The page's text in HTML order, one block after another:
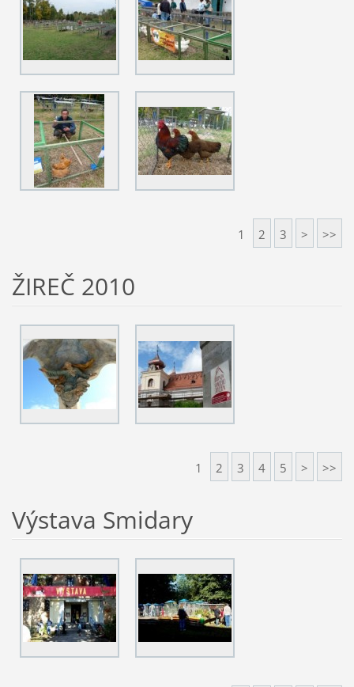
1 2 3 > >>
ŽIREČ 2010
1 2 3 4 5 > >>
Výstava Smidary